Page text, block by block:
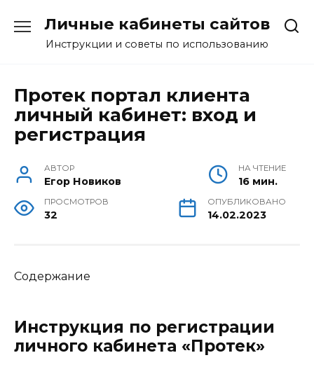
содержанию
Личные кабинеты сайтов
Инструкции и советы по использованию
Протек портал клиента
личный кабинет: вход и
регистрация
АВТОР
Егор Новиков
НА ЧТЕНИЕ
16 мин.
ПРОСМОТРОВ
32
ОПУБЛИКОВАНО
14.02.2023
Содержание
Инструкция по регистрации
личного кабинета «Протек»